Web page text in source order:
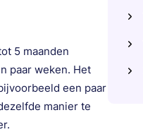
5 maanden
paar weken. Het
een paar
manier te